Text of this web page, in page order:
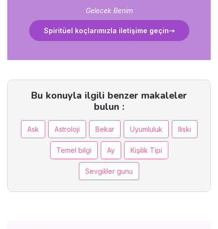
Gelecek Benim
Spiritüel koçlarımızla iletişime geçin
Bu konuyla ilgili benzer makaleler
bulun :
Ask Astroloji Bekar Uyumluluk Iliski
Temel bilgi Ay Kişilik Tipi
Sevgililer gunu